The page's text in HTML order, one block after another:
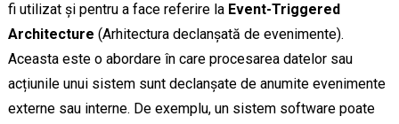
fi utilizat și pentru a face referire la Event-Triggered
Architecture (Arhitectura declanșată de evenimente).
Aceasta este o abordare în care procesarea datelor sau
acțiunile unui sistem sunt declanșate de anumite evenimente
externe sau interne. De exemplu, un sistem software poate